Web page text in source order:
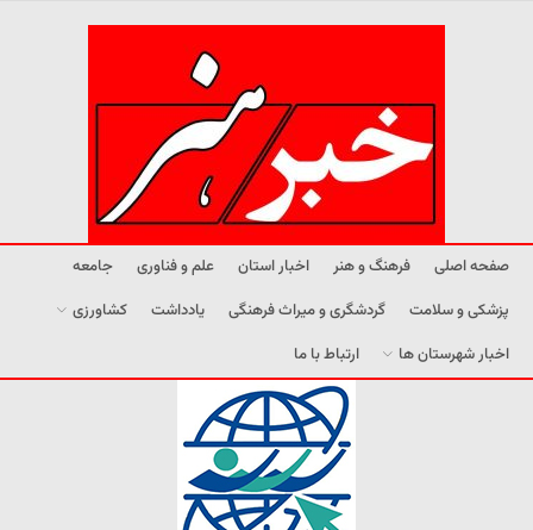
صفحه اصلی فرهنگ و هنر اخبار استان علم و فناوری
جامعه
پزشکی و سلامت
گردشگری و میراث فرهنگی یادداشت
کشاورزی
اخبار شهرستان ها
ارتباط با ما